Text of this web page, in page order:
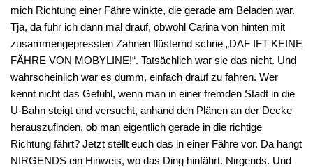
mich Richtung einer Fähre winkte, die gerade am Beladen war.
Tja, da fuhr ich dann mal drauf, obwohl Carina von hinten mit
zusammengepressten Zähnen flüsternd schrie „DAF IFT KEINE
FÄHRE VON MOBYLINE!“. Tatsächlich war sie das nicht. Und
wahrscheinlich war es dumm, einfach drauf zu fahren. Wer
kennt nicht das Gefühl, wenn man in einer fremden Stadt in die
U-Bahn steigt und versucht, anhand den Plänen an der Decke
herauszufinden, ob man eigentlich gerade in die richtige
Richtung fährt? Jetzt stellt euch das in einer Fähre vor. Da hängt
NIRGENDS ein Hinweis, wo das Ding hinfährt. Nirgends. Und